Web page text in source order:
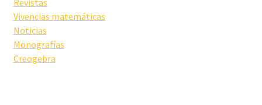
Vivencias matemáticas
Noticias
Monografías
Creogebra